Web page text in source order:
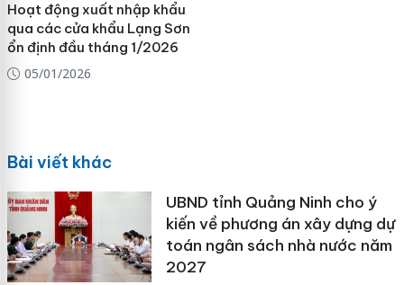
Hoạt động xuất nhập khẩu
qua các cửa khẩu Lạng Sơn
ổn định đầu tháng 1/2026
05/01/2026
Bài viết khác
UBND tỉnh Quảng Ninh cho ý
kiến về phương án xây dựng dự
toán ngân sách nhà nước năm
2027